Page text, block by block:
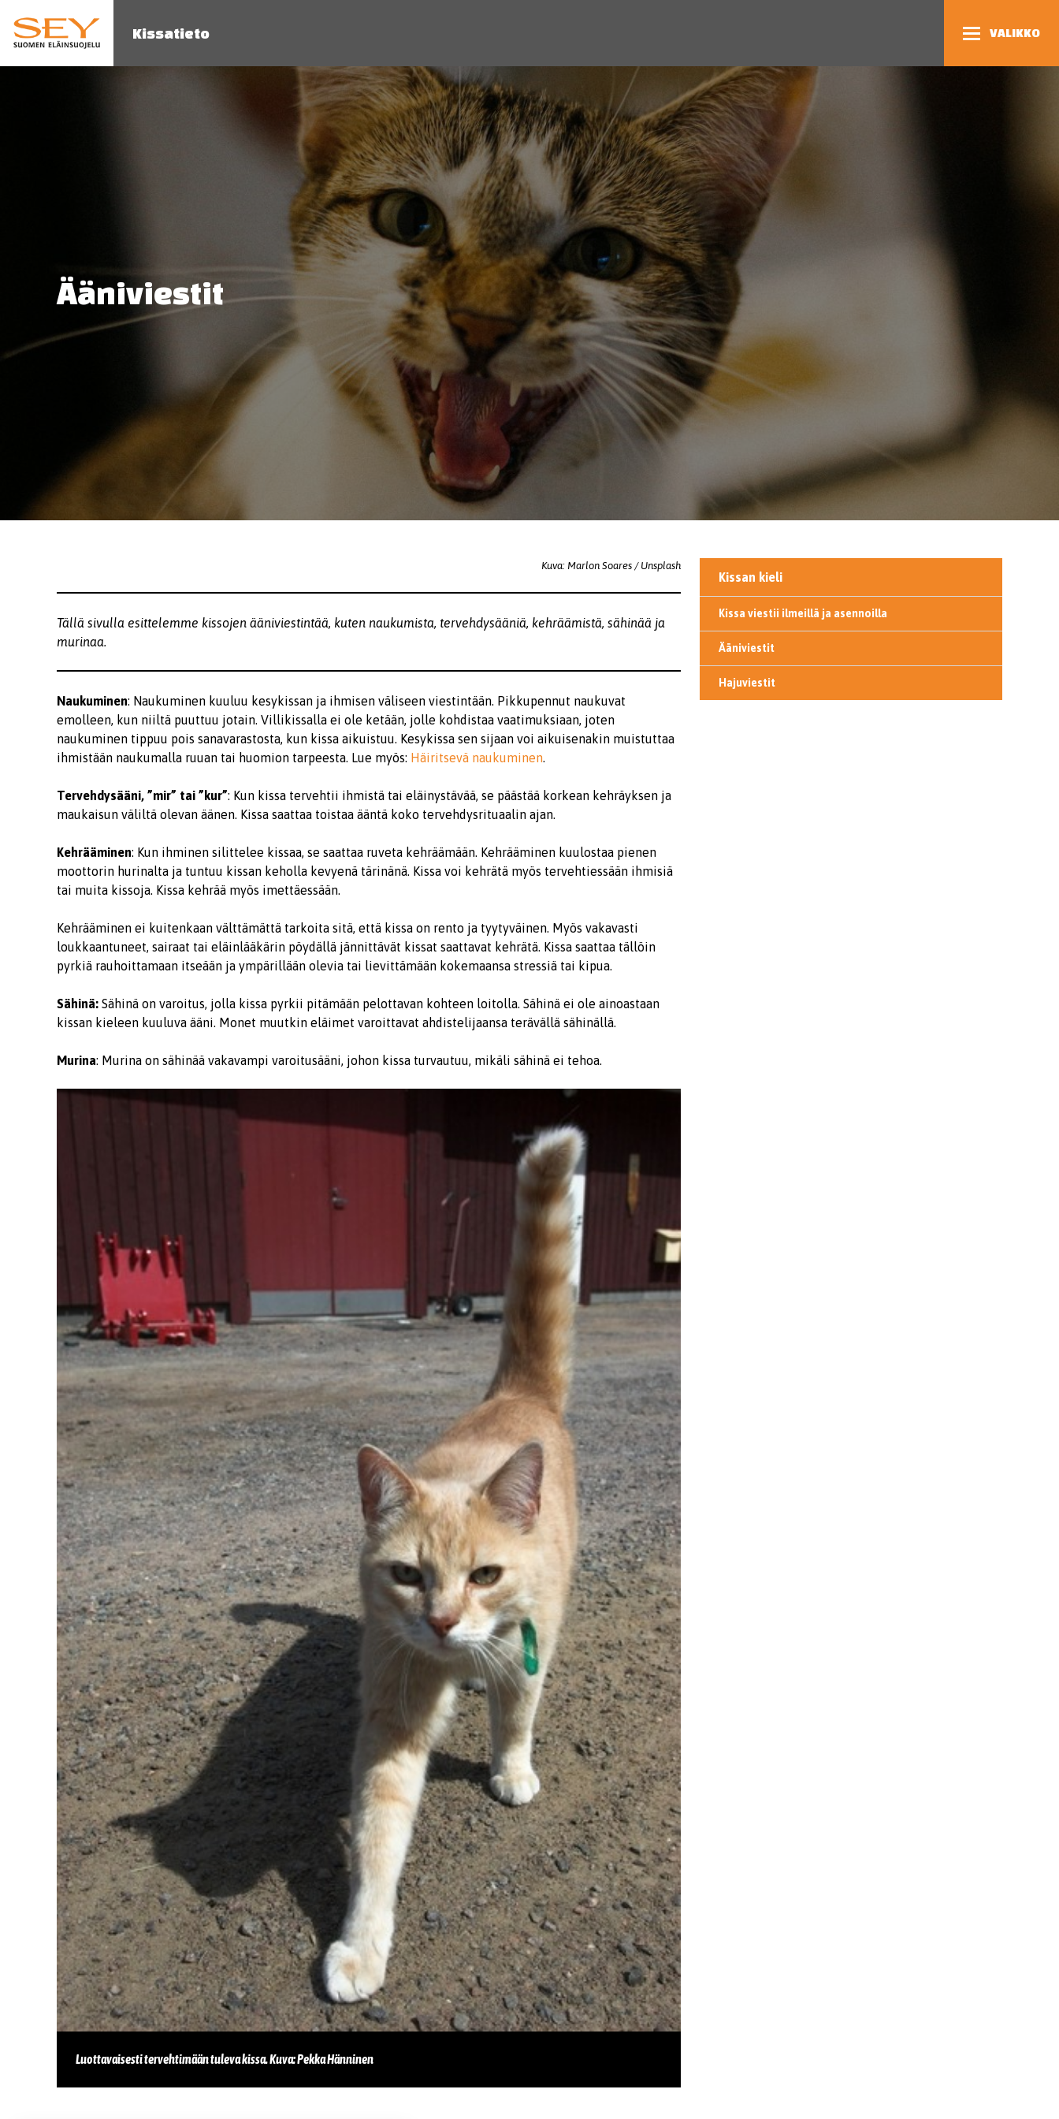
Kissatieto VALIKKO
Ääniviestit
Kuva: Marlon Soares / Unsplash
Tällä sivulla esittelemme kissojen ääniviestintää, kuten naukumista, tervehdysääniä, kehräämistä, sähinää ja
murinaa.
Naukuminen: Naukuminen kuuluu kesykissan ja ihmisen väliseen viestintään. Pikkupennut naukuvat
emolleen, kun niiltä puuttuu jotain. Villikissalla ei ole ketään, jolle kohdistaa vaatimuksiaan, joten
naukuminen tippuu pois sanavarastosta, kun kissa aikuistuu. Kesykissa sen sijaan voi aikuisenakin muistuttaa
ihmistään naukumalla ruuan tai huomion tarpeesta. Lue myös: Häiritsevä naukuminen.
Tervehdysääni, ”mir” tai ”kur”: Kun kissa tervehtii ihmistä tai eläinystävää, se päästää korkean kehräyksen ja
maukaisun väliltä olevan äänen. Kissa saattaa toistaa ääntä koko tervehdysrituaalin ajan.
Kehrääminen: Kun ihminen silittelee kissaa, se saattaa ruveta kehräämään. Kehrääminen kuulostaa pienen
moottorin hurinalta ja tuntuu kissan keholla kevyenä tärinänä. Kissa voi kehrätä myös tervehtiessään ihmisiä
tai muita kissoja. Kissa kehrää myös imettäessään.
Kehrääminen ei kuitenkaan välttämättä tarkoita sitä, että kissa on rento ja tyytyväinen. Myös vakavasti
loukkaantuneet, sairaat tai eläinlääkärin pöydällä jännittävät kissat saattavat kehrätä. Kissa saattaa tällöin
pyrkiä rauhoittamaan itseään ja ympärillään olevia tai lievittämään kokemaansa stressiä tai kipua.
Sähinä: Sähinä on varoitus, jolla kissa pyrkii pitämään pelottavan kohteen loitolla. Sähinä ei ole ainoastaan
kissan kieleen kuuluva ääni. Monet muutkin eläimet varoittavat ahdistelijaansa terävällä sähinällä.
Murina: Murina on sähinää vakavampi varoitusääni, johon kissa turvautuu, mikäli sähinä ei tehoa.
Luottavaisesti tervehtimään tuleva kissa. Kuva: Pekka Hänninen
Kissan kieli
Kissa viestii ilmeillä ja asennoilla
Ääniviestit
Hajuviestit